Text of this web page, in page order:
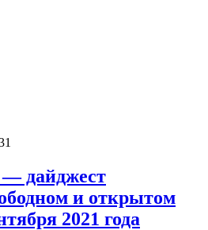
— дайджест
и открытом
2021 года